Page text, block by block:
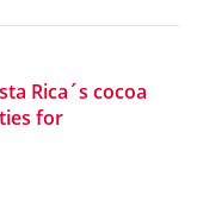
Rica´s cocoa
for